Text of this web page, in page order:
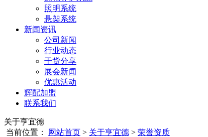
照明系统
悬架系统
新闻资讯
公司新闻
行业动态
干货分享
展会新闻
优惠活动
辉配加盟
联系我们
关于亨宜德
当前位置：
网站首页 > 关于亨宜德 > 荣誉资质